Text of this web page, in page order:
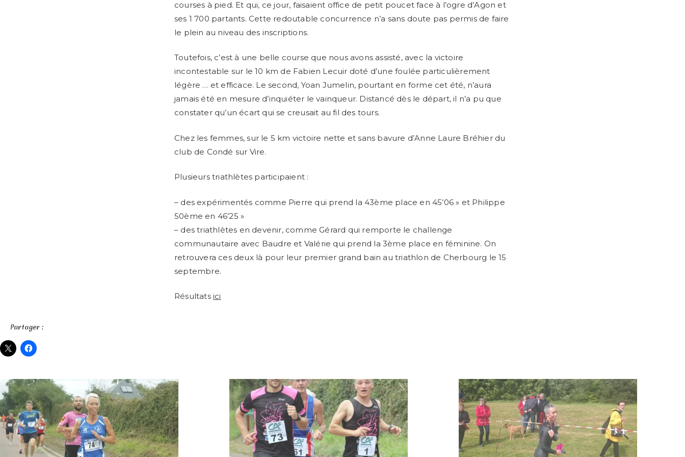
courses à pied. Et qui, ce jour, faisaient office de petit poucet face à l’ogre d’Agon et
ses 1 700 partants. Cette redoutable concurrence n’a sans doute pas permis de faire
le plein au niveau des inscriptions.
Toutefois, c’est à une belle course que nous avons assisté, avec la victoire
incontestable sur le 10 km de Fabien Lecuir doté d’une foulée particulièrement
légère … et efficace. Le second, Yoan Jumelin, pourtant en forme cet été, n’aura
jamais été en mesure d’inquiéter le vainqueur. Distancé dès le départ, il n’a pu que
constater qu’un écart qui se creusait au fil des tours.
Chez les femmes, sur le 5 km victoire nette et sans bavure d’Anne Laure Bréhier du
club de Condé sur Vire.
Plusieurs triathlètes participaient :
– des expérimentés comme Pierre qui prend la 43ème place en 45’06 » et Philippe
50ème en 46’25 »
– des triathlètes en devenir, comme Gérard qui remporte le challenge
communautaire avec Baudre et Valérie qui prend la 3ème place en féminine. On
retrouvera ces deux là pour leur premier grand bain au triathlon de Cherbourg le 15
septembre.
Résultats ici
Partager :